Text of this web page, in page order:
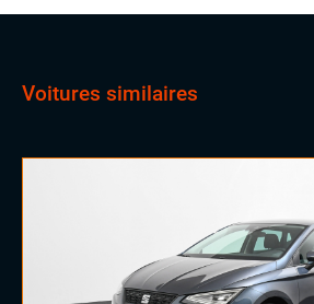
Voitures similaires